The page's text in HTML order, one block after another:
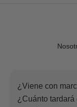
¿Viene con
¿Cuánto